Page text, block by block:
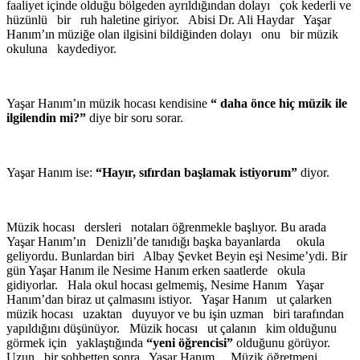
faaliyet içinde olduğu bölgeden ayrıldığından dolayı çok kederli ve
hüzünlü bir ruh haletine giriyor. Abisi Dr. Ali Haydar Yaşar
Hanım’ın müziğe olan ilgisini bildiğinden dolayı onu bir müzik
okuluna kaydediyor.
Yaşar Hanım’ın müzik hocası kendisine “ daha önce hiç müzik ile
ilgilendin mi?” diye bir soru sorar.
Yaşar Hanım ise: “Hayır, sıfırdan başlamak istiyorum” diyor.
Müzik hocası dersleri notaları öğrenmekle başlıyor. Bu arada
Yaşar Hanım’ın Denizli’de tanıdığı başka bayanlarda okula
geliyordu. Bunlardan biri Albay Şevket Beyin eşi Nesime’ydi. Bir
gün Yaşar Hanım ile Nesime Hanım erken saatlerde okula
gidiyorlar. Hala okul hocası gelmemiş, Nesime Hanım Yaşar
Hanım’dan biraz ut çalmasını istiyor. Yaşar Hanım ut çalarken
müzik hocası uzaktan duyuyor ve bu işin uzman biri tarafından
yapıldığını düşünüyor. Müzik hocası ut çalanın kim olduğunu
görmek için yaklaştığında “yeni öğrencisi” olduğunu görüyor.
Uzun bir sohbetten sonra Yaşar Hanım Müzik öğretmeni